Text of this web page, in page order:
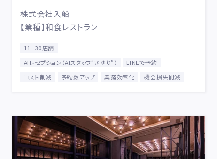
株式会社入船
【業種】和食レストラン
11~30店舗
AIレセプション（AIスタッフ“さゆり”）
LINEで予約
コスト削減
予約数アップ 業務効率化 機会損失削減